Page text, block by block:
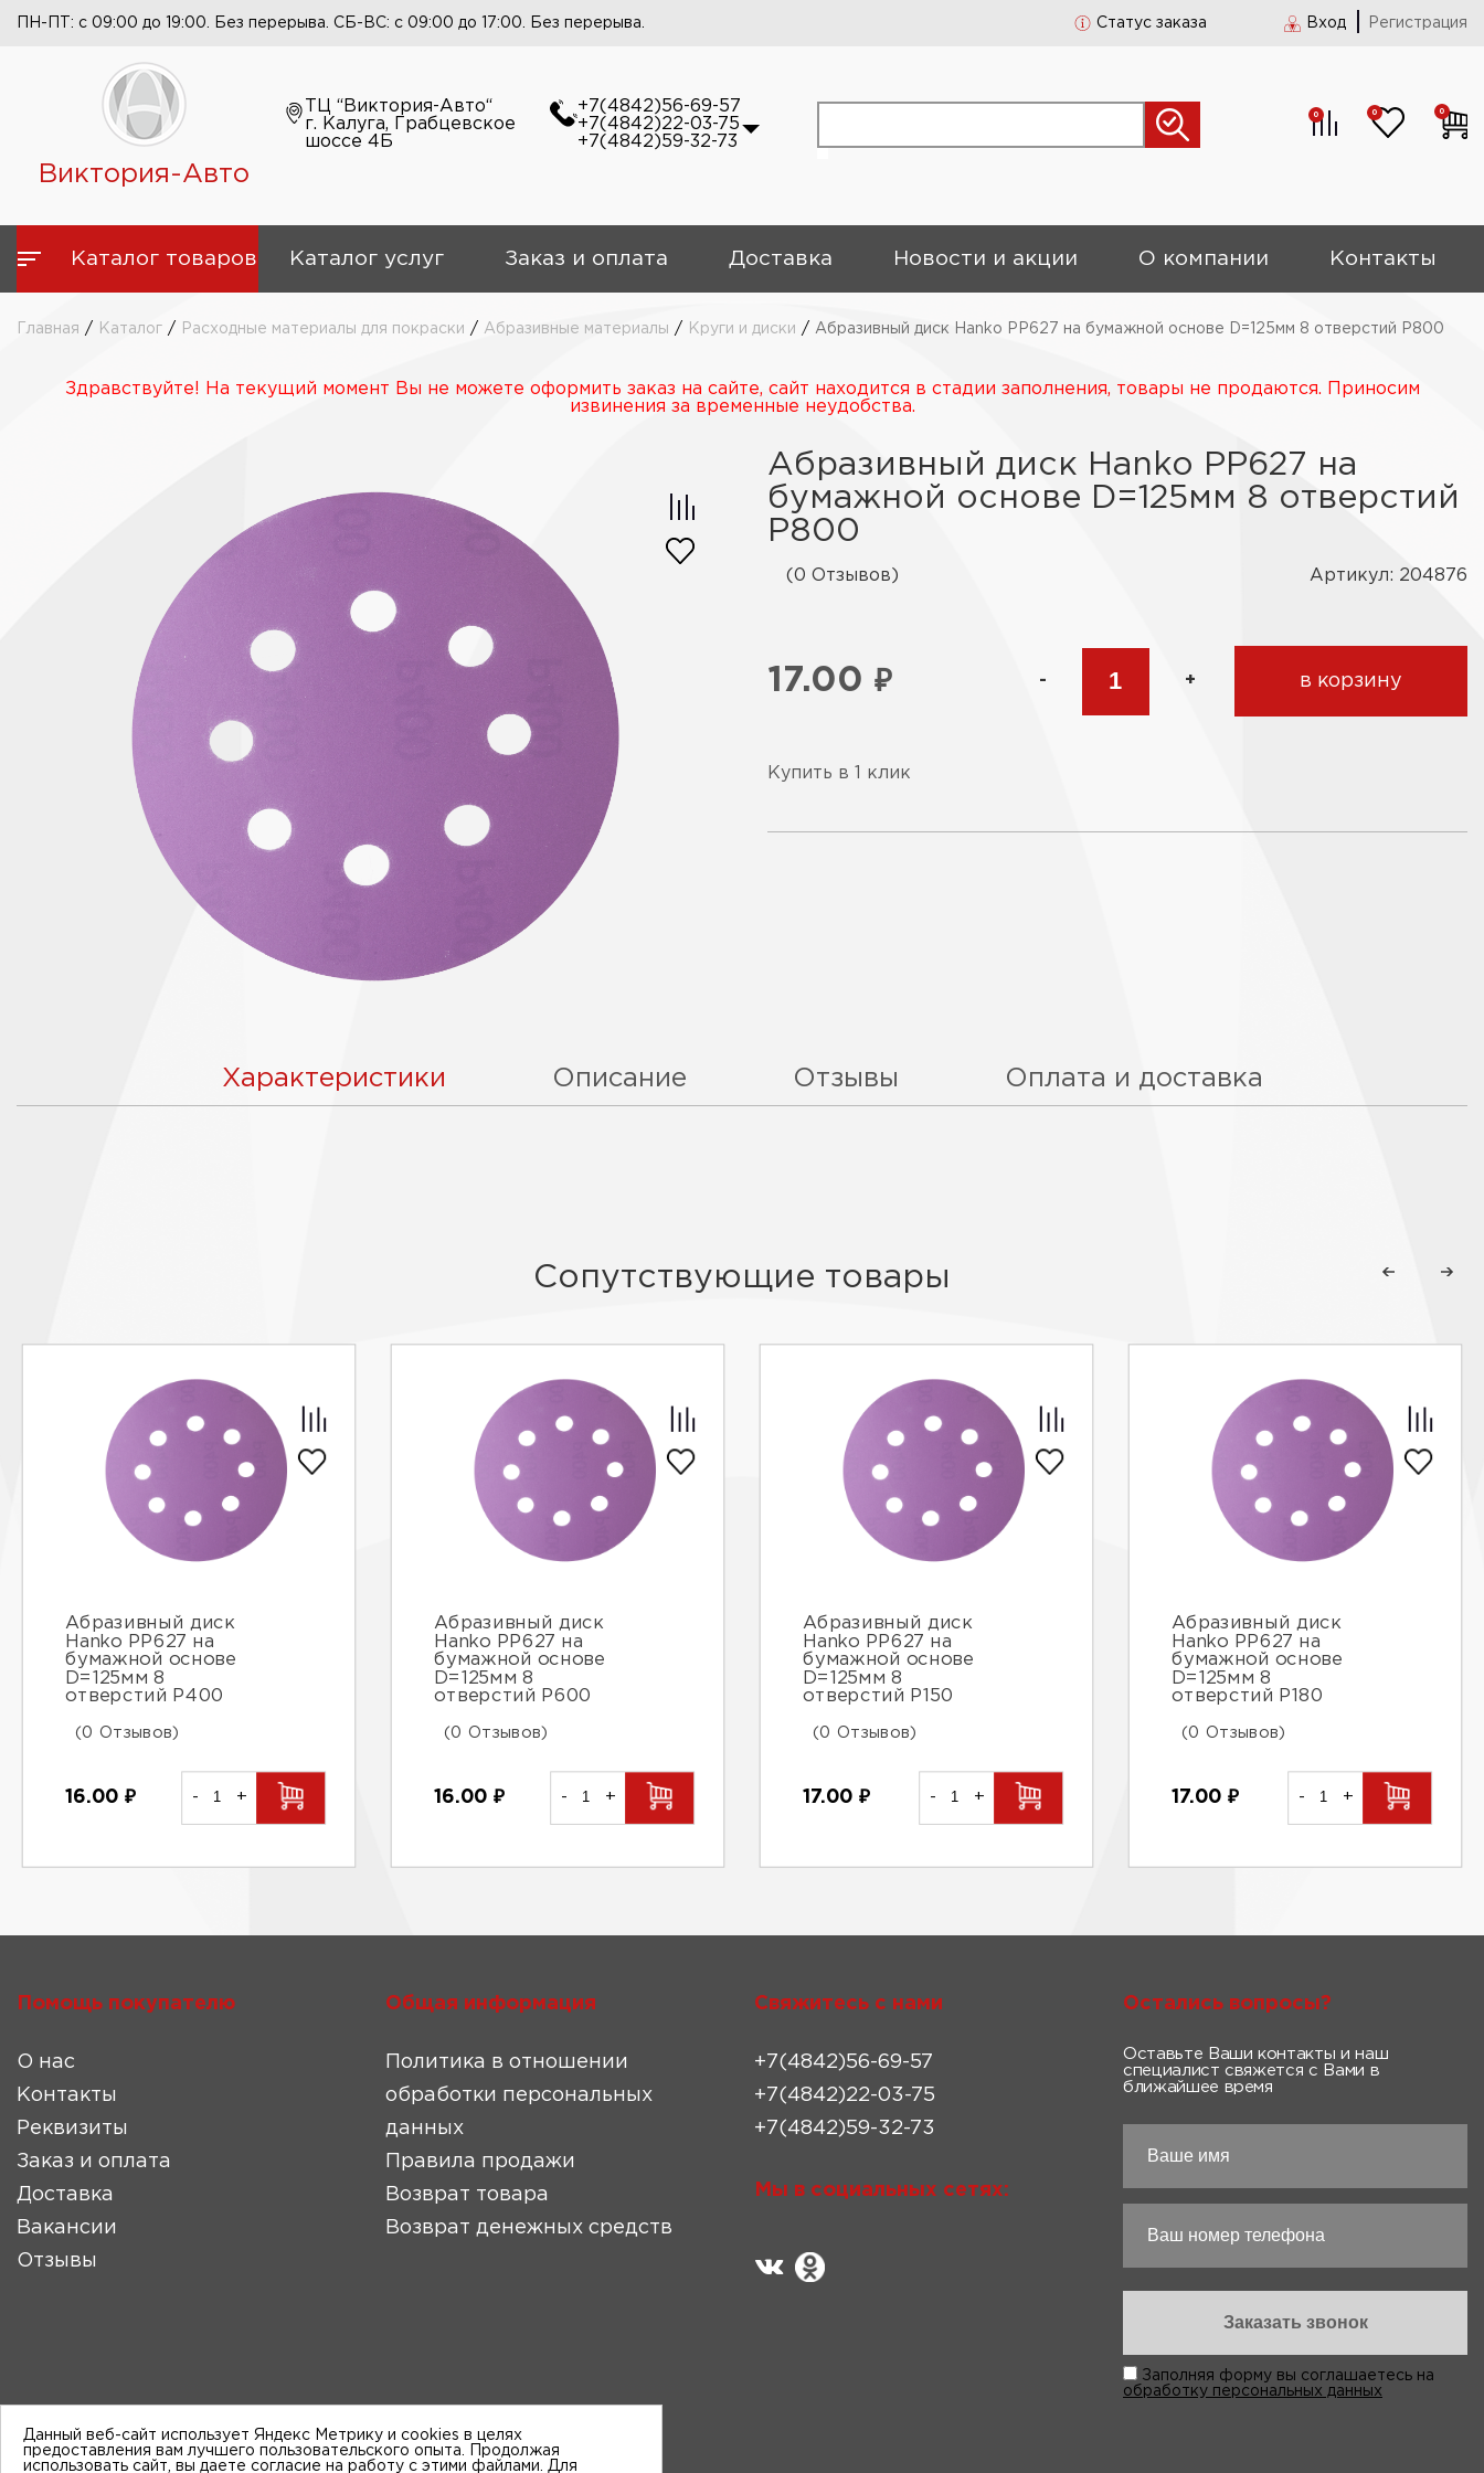
ПН-ПТ: с 09:00 до 19:00. Без перерыва. СБ-ВС: с 09:00 до 17:00. Без перерыва. Статус заказа Вход Регистрация
Виктория-Авто
ТЦ “Виктория-Авто“
г. Калуга, Грабцевское
шоссе 4Б
+7(4842)56-69-57
+7(4842)22-03-75
+7(4842)59-32-73
0 0 0
Каталог товаров Каталог услуг Заказ и оплата Доставка Новости и акции О компании Контакты
Главная / Каталог / Расходные материалы для покраски / Абразивные материалы / Круги и диски / Абразивный диск Hanko PP627 на бумажной основе D=125мм 8 отверстий Р800
Здравствуйте! На текущий момент Вы не можете оформить заказ на сайте, сайт находится в стадии заполнения, товары не продаются. Приносим
извинения за временные неудобства.
Абразивный диск Hanko PP627 на
бумажной основе D=125мм 8 отверстий
Р800
(0 Отзывов) Артикул: 204876
17.00 ₽ - + в корзину
Купить в 1 клик
Характеристики Описание Отзывы Оплата и доставка
Сопутствующие товары
Абразивный диск
Hanko PP627 на
бумажной основе
D=125мм 8
отверстий Р400
(0 Отзывов)
16.00 ₽ - +
Абразивный диск
Hanko PP627 на
бумажной основе
D=125мм 8
отверстий Р600
(0 Отзывов)
16.00 ₽ - +
Абразивный диск
Hanko PP627 на
бумажной основе
D=125мм 8
отверстий Р150
(0 Отзывов)
17.00 ₽ - +
Абразивный диск
Hanko PP627 на
бумажной основе
D=125мм 8
отверстий Р180
(0 Отзывов)
17.00 ₽ - +
Помощь покупателю
О нас
Контакты
Реквизиты
Заказ и оплата
Доставка
Вакансии
Отзывы
Общая информация
Политика в отношении
обработки персональных
данных
Правила продажи
Возврат товара
Возврат денежных средств
Свяжитесь с нами
+7(4842)56-69-57
+7(4842)22-03-75
+7(4842)59-32-73
Мы в социальных сетях:
Остались вопросы?
Оставьте Ваши контакты и наш
специалист свяжется с Вами в
ближайшее время
Заполняя форму вы соглашаетесь на
обработку персональных данных
Данный веб-сайт использует Яндекс Метрику и cookies в целях
предоставления вам лучшего пользовательского опыта. Продолжая
использовать сайт, вы даете согласие на работу с этими файлами. Для